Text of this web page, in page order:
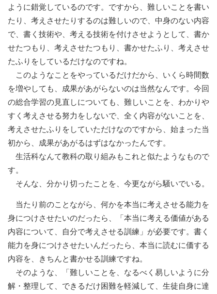
ように錯覚しているのです。ですから、難しいことを書い
たり、考えさせたりするのは難しいので、中身のない内容
で、書く技術や、考える技術を付けさせようとして、書か
せたつもり、考えさせたつもり、書かせたふり、考えさせ
たふりをしているだけなのですね。
このようなことをやっているだけだから、いくら時間数
を増やしても、成果があがらないのは当然なんです。今回
の総合学習の見直しについても、難しいことを、わかりや
すく考えさせる努力をしないで、全く内容がないことを、
考えさせたふりをしていただけなのですから、始まった当
初から、成果があがるはずはなかったんです。
生活科なんて教科の取り組みもこれと似たようなもので
す。
そんな、分かり切ったことを、今更ながら騒いでいる。
当たり前のことながら、何かを本当に考えさせる能力を
身につけさせたいのだったら、「本当に考える価値がある
内容について、自分で考えさせる訓練」が必要です。書く
能力を身につけさせたいんだったら、本当に読むに価する
内容を、きちんと書かせる訓練ですね。
そのような、「難しいことを、なるべく易しいように分
解・整理して、できるだけ困難を軽減して、生徒自身に達